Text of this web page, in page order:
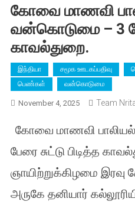
கோவை மாணவி
வன்கொடுமை – 3
காவல்துறை.
இந்தியா சமூக ஊடகப்பதிவு
பெண்கள்
வன்கொடுமை
November 4, 2025 Team
கோவை மாணவி
பேரை சுட்டு பிடித்த
ஞாயிற்றுக்கிழமை
அருகே தனியார்